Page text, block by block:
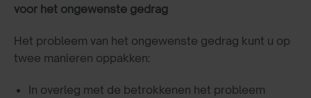
voor het ongewenste gedrag
Het probleem van het ongewenste gedrag kunt u op
twee manieren oppakken:
In overleg met de betrokkenen het probleem